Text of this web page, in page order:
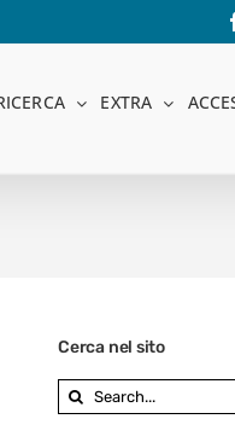
EXTRA
Cerca nel sito
Search
for: